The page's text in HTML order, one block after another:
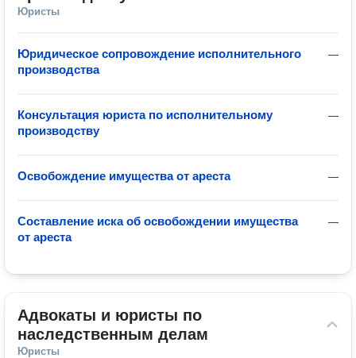
Юристы
—
Юридическое сопровождение исполнительного
производства
—
Консультация юриста по исполнительному
производству
—
Освобождение имущества от ареста
—
Составление иска об освобождении имущества
от ареста
Адвокаты и юристы по
наследственным делам
Юристы